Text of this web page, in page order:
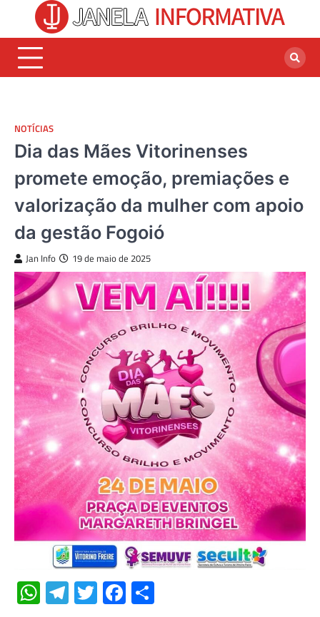
content
NOTÍCIAS
Dia das Mães Vitorinenses
promete emoção, premiações e
valorização da mulher com apoio
da gestão Fogoió
Jan Info 19 de maio de 2025
WhatsApp
Telegram
TwitterFacebook